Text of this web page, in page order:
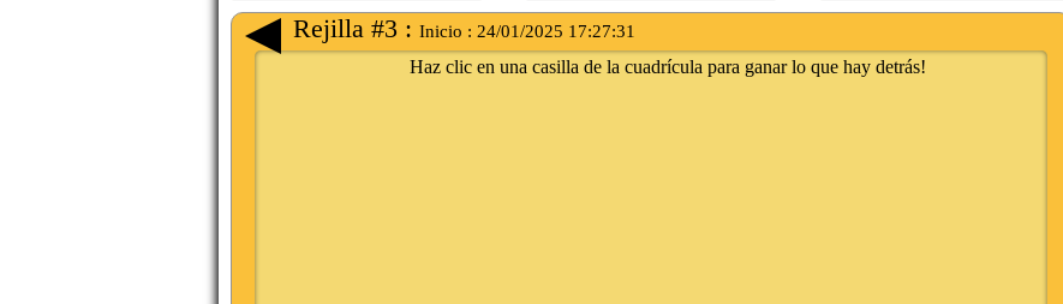
Rejilla #3 :Inicio : 24/01/2025 17:27:31
Haz clic en una casilla de la cuadrícula para ganar lo que hay detrás!